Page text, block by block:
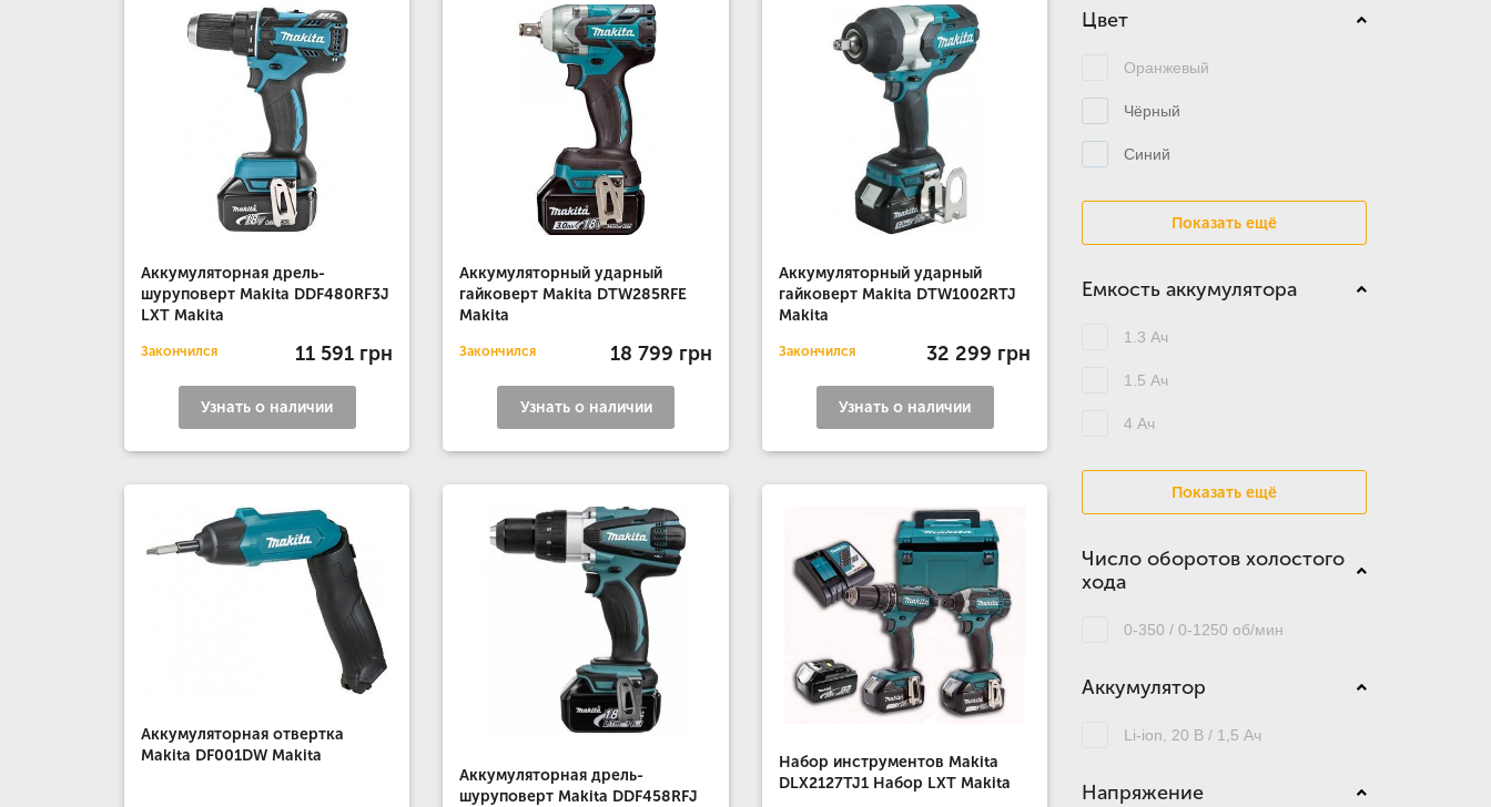
Аккумуляторная дрель-
шуруповерт Makita DDF480RF3J
LXT Makita
Закончился 11 591 грн
Узнать о наличии
Аккумуляторный ударный
гайковерт Makita DTW285RFE
Makita
Закончился 18 799 грн
Узнать о наличии
Аккумуляторный ударный
гайковерт Makita DTW1002RTJ
Makita
Закончился 32 299 грн
Узнать о наличии
Аккумуляторная отвертка
Makita DF001DW Makita
Аккумуляторная дрель-
шуруповерт Makita DDF458RFJ
Набор инструментов Makita
DLX2127TJ1 Набор LXT Makita
Цвет
Оранжевый
Чёрный
Синий
Показать ещё
Емкость аккумулятора
1.3 Ач
1.5 Ач
4 Ач
Показать ещё
Число оборотов холостого
хода
0-350 / 0-1250 об/мин
Аккумулятор
Li-ion, 20 В / 1,5 Ач
Напряжение